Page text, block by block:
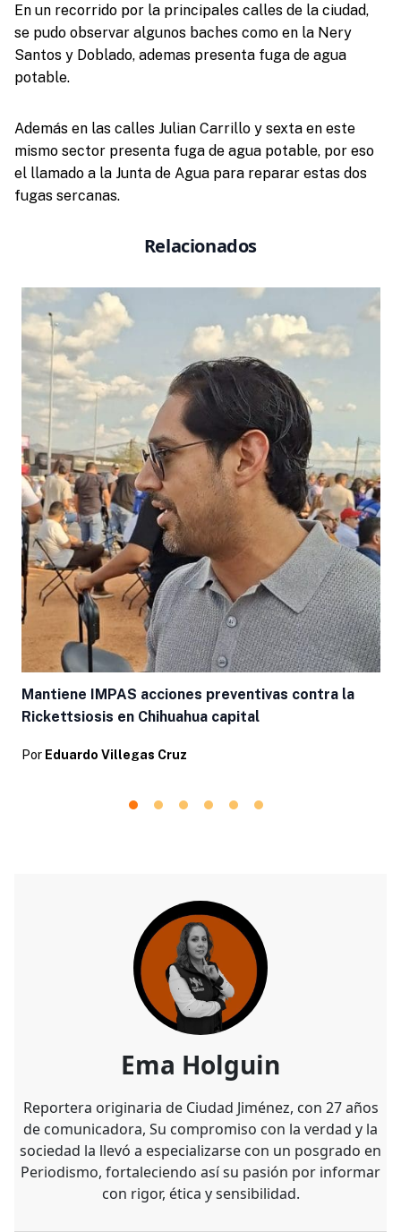
En un recorrido por la principales calles de la ciudad,
se pudo observar algunos baches como en la Nery
Santos y Doblado, ademas presenta fuga de agua
potable.
Además en las calles Julian Carrillo y sexta en este
mismo sector presenta fuga de agua potable, por eso
el llamado a la Junta de Agua para reparar estas dos
fugas sercanas.
Relacionados
Mantiene IMPAS acciones preventivas contra la
Rickettsiosis en Chihuahua capital
Por Eduardo Villegas Cruz
Ema Holguin
Reportera originaria de Ciudad Jiménez, con 27 años
de comunicadora, Su compromiso con la verdad y la
sociedad la llevó a especializarse con un posgrado en
Periodismo, fortaleciendo así su pasión por informar
con rigor, ética y sensibilidad.